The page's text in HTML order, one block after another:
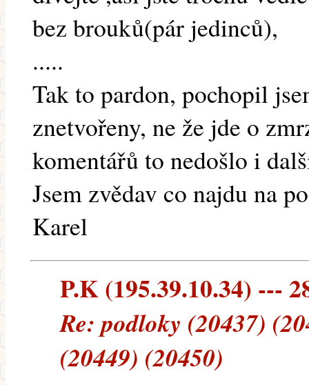
bez brouků(pár jedinců),
.....
Tak to pardon, pochopil
znetvořeny, ne že jde o
komentářů to nedošlo i
Jsem zvědav co najdu na
Karel
P.K (195.39.10.34) ---
Re: podloky (20437)
(20449) (20450)